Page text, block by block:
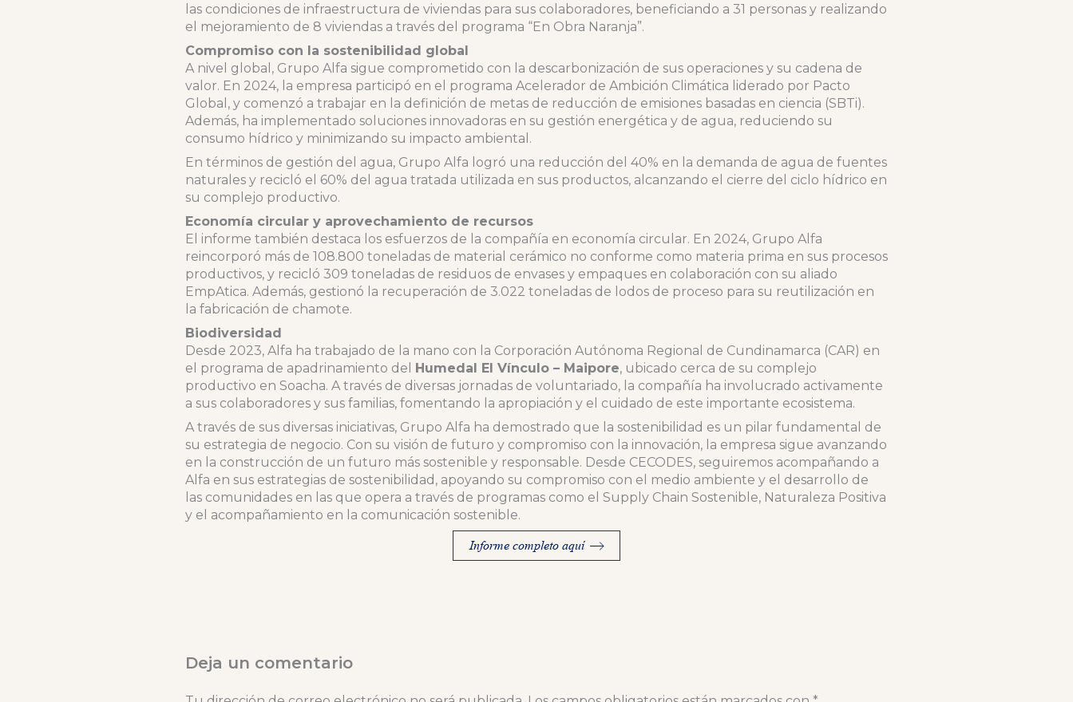
las condiciones de infraestructura de viviendas para sus colaboradores, beneficiando a 31 personas y realizando
el mejoramiento de 8 viviendas a través del programa “En Obra Naranja”.
Compromiso con la sostenibilidad global
A nivel global, Grupo Alfa sigue comprometido con la descarbonización de sus operaciones y su cadena de
valor. En 2024, la empresa participó en el programa Acelerador de Ambición Climática liderado por Pacto
Global, y comenzó a trabajar en la definición de metas de reducción de emisiones basadas en ciencia (SBTi).
Además, ha implementado soluciones innovadoras en su gestión energética y de agua, reduciendo su
consumo hídrico y minimizando su impacto ambiental.
En términos de gestión del agua, Grupo Alfa logró una reducción del 40% en la demanda de agua de fuentes
naturales y recicló el 60% del agua tratada utilizada en sus productos, alcanzando el cierre del ciclo hídrico en
su complejo productivo.
Economía circular y aprovechamiento de recursos
El informe también destaca los esfuerzos de la compañía en economía circular. En 2024, Grupo Alfa
reincorporó más de 108.800 toneladas de material cerámico no conforme como materia prima en sus procesos
productivos, y recicló 309 toneladas de residuos de envases y empaques en colaboración con su aliado
EmpAtica. Además, gestionó la recuperación de 3.022 toneladas de lodos de proceso para su reutilización en
la fabricación de chamote.
Biodiversidad
Desde 2023, Alfa ha trabajado de la mano con la Corporación Autónoma Regional de Cundinamarca (CAR) en
el programa de apadrinamiento del Humedal El Vínculo – Maipore, ubicado cerca de su complejo
productivo en Soacha. A través de diversas jornadas de voluntariado, la compañía ha involucrado activamente
a sus colaboradores y sus familias, fomentando la apropiación y el cuidado de este importante ecosistema.
A través de sus diversas iniciativas, Grupo Alfa ha demostrado que la sostenibilidad es un pilar fundamental de
su estrategia de negocio. Con su visión de futuro y compromiso con la innovación, la empresa sigue avanzando
en la construcción de un futuro más sostenible y responsable. Desde CECODES, seguiremos acompañando a
Alfa en sus estrategias de sostenibilidad, apoyando su compromiso con el medio ambiente y el desarrollo de
las comunidades en las que opera a través de programas como el Supply Chain Sostenible, Naturaleza Positiva
y el acompañamiento en la comunicación sostenible.
Informe completo aquí
Deja un comentario